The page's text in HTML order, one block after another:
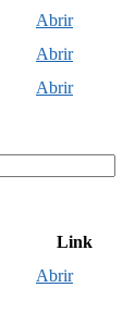
Abrir
Abrir
Abrir
Link
Abrir